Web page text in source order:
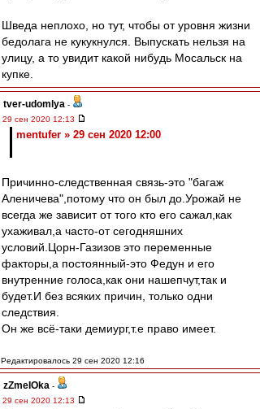
Шведа неплохо, но тут, чтобы от уровня жизни
бедолага не кукукнулся. Выпускать нельзя на
улицу, а то увидит какой нибудь Мосальск на
купке.
tver-udomlya -
29 сен 2020 12:13
mentufer » 29 сен 2020 12:00
Причинно-следственная связь-это "багаж
Аленичева",потому что он был до.Урожай не
всегда же зависит от того кто его сажал,как
ухаживал,а часто-от сегодняшних
условий.Цорн-Газизов это переменные
факторы,а постоянный-это Федун и его
внутренние голоса,как они нашепчут,так и
будет.И без всяких причин, только одни
следствия.
Он же всё-таки демиург,т.е право имеет.
Редактировалось 29 сен 2020 12:16
zZmeIOka -
29 сен 2020 12:13